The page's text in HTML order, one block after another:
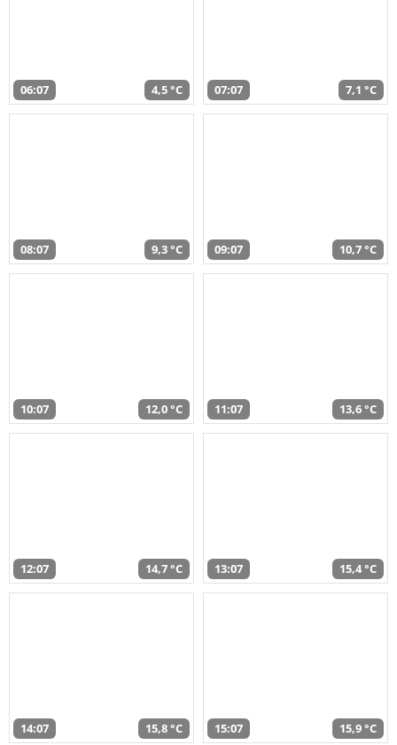
06:07 4,5 °C 07:07 7,1 °C
08:07 9,3 °C 09:07 10,7 °C
10:07 12,0 °C 11:07 13,6 °C
12:07 14,7 °C 13:07 15,4 °C
14:07 15,8 °C 15:07 15,9 °C